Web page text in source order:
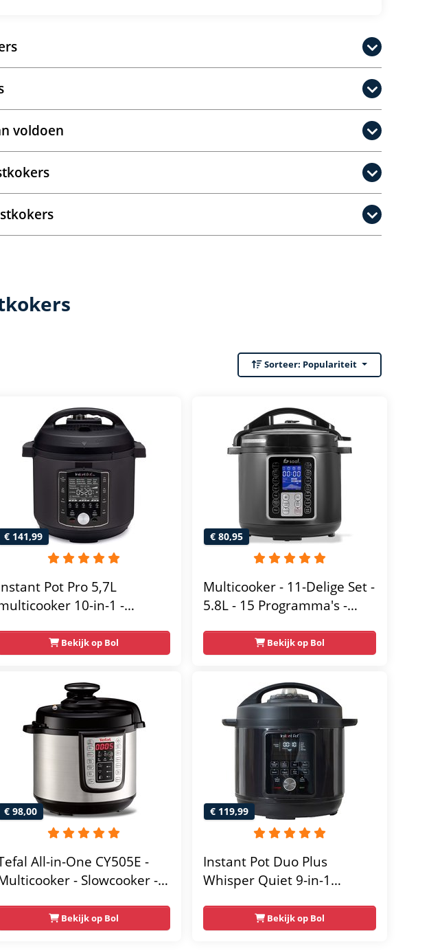
voldoen
Sorteer: Populariteit
€ 141,99
Pot Pro 5,7L
10-in-1 -
cooker - rijstkoker -
- stomer - sous-
Bekijk op Bol
€ 80,95
Multicooker - 11-Delige Set -
5.8L - 15 Programma's -
Cooker - 1000W - RVS - van
Saaf
Bekijk op Bol
€ 98,00
All-in-One CY505E -
- Slowcooker -
Bekijk op Bol
€ 119,99
Instant Pot Duo Plus
Whisper Quiet 9-in-1
Snelkookpan, Slow Cooker,
Rijstkoker, Stomer, Sous
Bekijk op Bol